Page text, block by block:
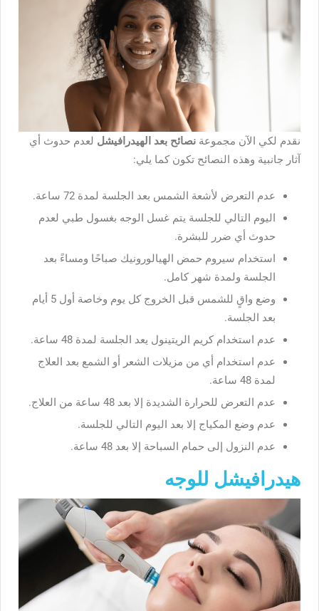
نقدم لكي الآن مجموعة نصائح بعد الهيدرافيشل لعدم حدوث أي
آثار جانبية وهذه النصائح تكون كما يلي:
عدم التعرض لأشعة الشمس بعد الجلسة لمدة 72 ساعة.
اليوم التالي للجلسة يتم غسل الوجه بغسول طبي لعدم
حدوث أي ضرر للبشرة.
استخدام سيروم حمض الهيالورونيك صباحًا ومساءً بعد
الجلسة ولمدة شهر كامل.
وضع واقٍ للشمس قبل الخروج كل يوم وخاصة أول 5 أيام
بعد الجلسة.
عدم استخدام كريم الريتينول يعد الجلسة لمدة 48 ساعة.
عدم استخدام أي من مزيلات الشعر أو الشمع بعد العلاج
لمدة 48 ساعة.
عدم التعرض للحرارة الشديدة إلا بعد 48 ساعة من العلاج.
عدم وضع المكياج إلا بعد اليوم التالي للجلسة.
عدم النزول إلى حمام السباحة إلا بعد 48 ساعة.
هيدرافيشل للوجه